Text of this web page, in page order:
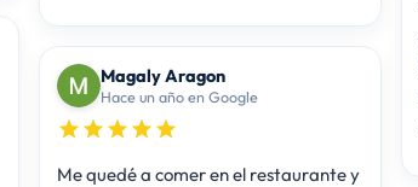
Magaly Aragon
Hace un año en Google
Me quedé a comer en el restaurante y